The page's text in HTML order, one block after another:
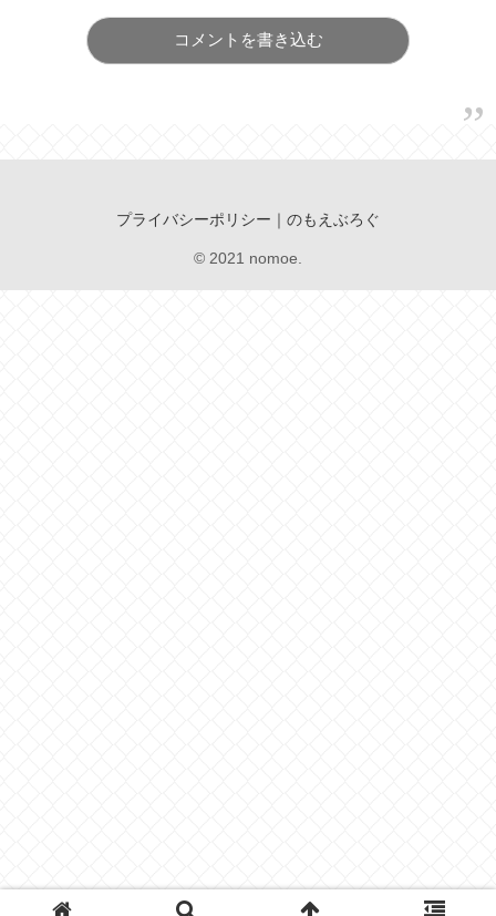
コメントを書き込む
プライバシーポリシー｜のもえぶろぐ
© 2021 nomoe.